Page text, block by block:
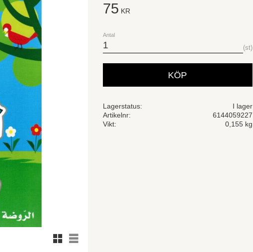
Rutnätsvy
Listvy
75 KR
Antal
st
KÖP
Lagerstatus
I lager
Artikelnr
6144059227
Vikt
0,155 kg